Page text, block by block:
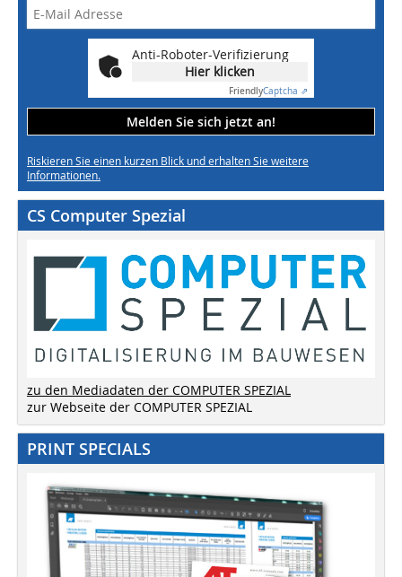
Anti-Roboter-Verifizierung
Hier klicken
FriendlyCaptcha ⇗
Melden Sie sich jetzt an!
Riskieren Sie einen kurzen Blick und erhalten Sie weitere
Informationen.
CS Computer Spezial
zu den Mediadaten der COMPUTER SPEZIAL
zur Webseite der COMPUTER SPEZIAL
PRINT SPECIALS